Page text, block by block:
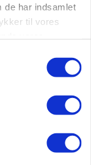
de har indsamlet
til vores
ny